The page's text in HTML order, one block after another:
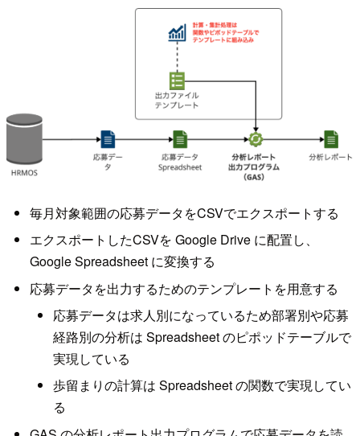
毎月対象範囲の応募データをCSVでエクスポートする
エクスポートしたCSVを Google Drive に配置し、
Google Spreadsheet に変換する
応募データを出力するためのテンプレートを用意する
応募データは求人別になっているため部署別や応募
経路別の分析は Spreadsheet のピポッドテーブルで
実現している
歩留まりの計算は Spreadsheet の関数で実現してい
る